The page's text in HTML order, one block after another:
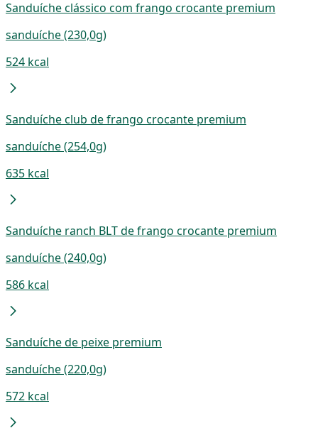
Sanduíche clássico com frango crocante premium
sanduíche (230,0g)
524 kcal
Sanduíche club de frango crocante premium
sanduíche (254,0g)
635 kcal
Sanduíche ranch BLT de frango crocante premium
sanduíche (240,0g)
586 kcal
Sanduíche de peixe premium
sanduíche (220,0g)
572 kcal